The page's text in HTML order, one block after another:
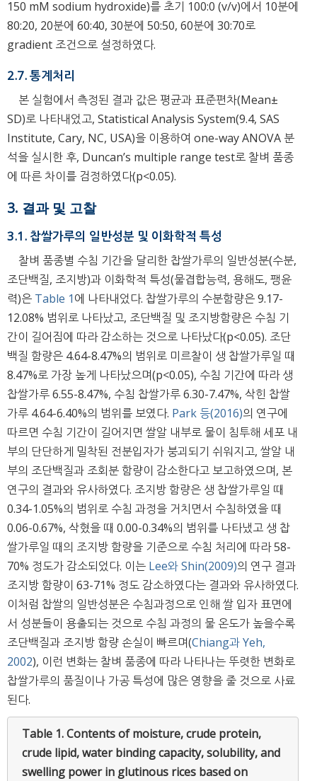
150 mM sodium hydroxide)를 초기 100:0 (v/v)에서 10분에
80:20, 20분에 60:40, 30분에 50:50, 60분에 30:70로
gradient 조건으로 설정하였다.
2.7. 통계처리
본 실험에서 측정된 결과 값은 평균과 표준편차(Mean±
SD)로 나타내었고, Statistical Analysis System(9.4, SAS
Institute, Cary, NC, USA)을 이용하여 one-way ANOVA 분
석을 실시한 후, Duncan’s multiple range test로 찰벼 품종
에 따른 차이를 검정하였다(p<0.05).
3. 결과 및 고찰
3.1. 찹쌀가루의 일반성분 및 이화학적 특성
찰벼 품종별 수침 기간을 달리한 찹쌀가루의 일반성분(수분,
조단백질, 조지방)과 이화학적 특성(물겹합능력, 용해도, 팽윤
력)은 Table 1에 나타내었다. 찹쌀가루의 수분함량은 9.17-
12.08% 범위로 나타났고, 조단백질 및 조지방함량은 수침 기
간이 길어짐에 따라 감소하는 것으로 나타났다(p<0.05). 조단
백질 함량은 4.64-8.47%의 범위로 미르찰이 생 찹쌀가루일 때
8.47%로 가장 높게 나타났으며(p<0.05), 수침 기간에 따라 생
찹쌀가루 6.55-8.47%, 수침 찹쌀가루 6.30-7.47%, 삭힌 찹쌀
가루 4.64-6.40%의 범위를 보였다. Park 등(2016)의 연구에
따르면 수침 기간이 길어지면 쌀알 내부로 물이 침투해 세포 내
부의 단단하게 밀착된 전분입자가 붕괴되기 쉬워지고, 쌀알 내
부의 조단백질과 조회분 함량이 감소한다고 보고하였으며, 본
연구의 결과와 유사하였다. 조지방 함량은 생 찹쌀가루일 때
0.34-1.05%의 범위로 수침 과정을 거치면서 수침하였을 때
0.06-0.67%, 삭혔을 때 0.00-0.34%의 범위를 나타냈고 생 찹
쌀가루일 때의 조지방 함량을 기준으로 수침 처리에 따라 58-
70% 정도가 감소되었다. 이는 Lee와 Shin(2009)의 연구 결과
조지방 함량이 63-71% 정도 감소하였다는 결과와 유사하였다.
이처럼 찹쌀의 일반성분은 수침과정으로 인해 쌀 입자 표면에
서 성분들이 용출되는 것으로 수침 과정의 물 온도가 높을수록
조단백질과 조지방 함량 손실이 빠르며(Chiang과 Yeh,
2002), 이런 변화는 찰벼 품종에 따라 나타나는 뚜렷한 변화로
찹쌀가루의 품질이나 가공 특성에 많은 영향을 줄 것으로 사료
된다.
Table 1.Contents of moisture, crude protein,
crude lipid, water binding capacity, solubility, and
swelling power in glutinous rices based on